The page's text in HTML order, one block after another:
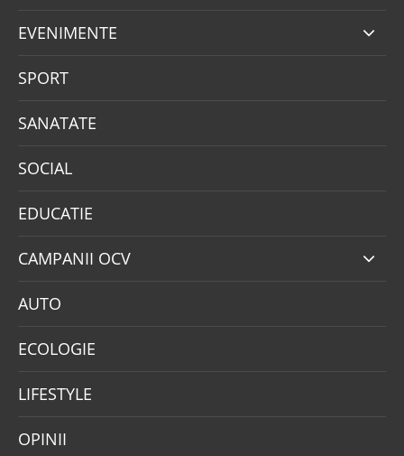
EVENIMENTE
SPORT
SANATATE
SOCIAL
EDUCATIE
CAMPANII OCV
AUTO
ECOLOGIE
LIFESTYLE
OPINII